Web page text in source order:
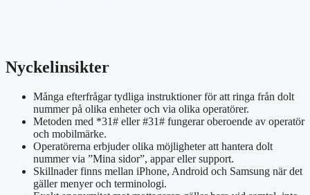
Nyckelinsikter
Många efterfrågar tydliga instruktioner för att ringa från dolt
nummer på olika enheter och via olika operatörer.
Metoden med *31# eller #31# fungerar oberoende av operatör
och mobilmärke.
Operatörerna erbjuder olika möjligheter att hantera dolt
nummer via ”Mina sidor”, appar eller support.
Skillnader finns mellan iPhone, Android och Samsung när det
gäller menyer och terminologi.